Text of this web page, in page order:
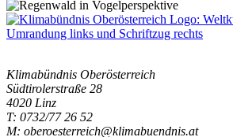
Klimabündnis Oberösterreich
Südtirolerstraße 28
4020 Linz
T: 0732/77 26 52
M: oberoesterreich@klimabuendnis.at